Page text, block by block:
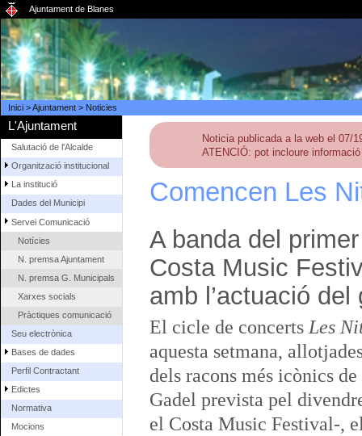
Ajuntament de Blanes
Inici>Ajuntament> Noticies
L'Ajuntament
Salutació de l'Alcalde
Organització institucional
La institució
Dades del Municipi
Servei Comunicació
Notícies
N. premsa Ajuntament
N. premsa G. Municipals
Xarxes socials
Pràctiques comunicació
Seu electrònica
Bases de dades
Perfil Contractant
Edictes
Normativa
Mocions
Noticia publicada a la web el 07/
ATENCIÓ: pot incloure
Comencen Les
A banda del
Costa Music
amb l’actuació del
El cicle de concertsLes
aquesta setmana,
dels racons més icònics
Gadel prevista pel
el Costa Music Festival-,